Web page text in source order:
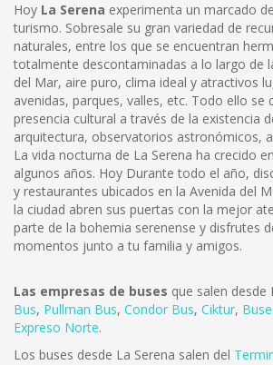
Hoy La Serena experimenta un marcado
turismo. Sobresale su gran variedad de
naturales, entre los que se encuentran
totalmente descontaminadas a lo largo de
del Mar, aire puro, clima ideal y atractivos
avenidas, parques, valles, etc. Todo ello se
presencia cultural a través de la existencia
arquitectura, observatorios astronómicos,
La vida nocturna de La Serena ha crecido
algunos años. Hoy Durante todo el año,
y restaurantes ubicados en la Avenida del
la ciudad abren sus puertas con la mejor
parte de la bohemia serenense y disfrutes
momentos junto a tu familia y amigos.
Las empresas de buses que salen desde
Bus, Pullman Bus, Condor Bus, Ciktur,
Expreso Norte.
Los buses desde La Serena salen del